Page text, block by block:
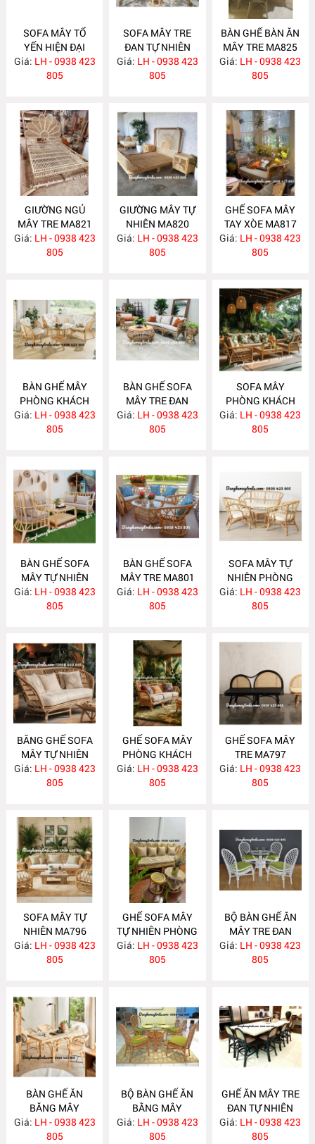
SOFA MÂY TỔ
YẾN HIỆN ĐẠI
MA831
Giá: LH - 0938 423
805
SOFA MÂY TRE
ĐAN TỰ NHIÊN
MA830
Giá: LH - 0938 423
805
BÀN GHẾ BÀN ĂN
MÂY TRE MA825
Giá: LH - 0938 423
805
GIƯỜNG NGỦ
MÂY TRE MA821
Giá: LH - 0938 423
805
GIƯỜNG MÂY TỰ
NHIÊN MA820
Giá: LH - 0938 423
805
GHẾ SOFA MÂY
TAY XÒE MA817
Giá: LH - 0938 423
805
BÀN GHẾ MÂY
PHÒNG KHÁCH
NHỎ GỌN MA814
Giá: LH - 0938 423
805
BÀN GHẾ SOFA
MÂY TRE ĐAN
MA813
Giá: LH - 0938 423
805
SOFA MÂY
PHÒNG KHÁCH
MA812
Giá: LH - 0938 423
805
BÀN GHẾ SOFA
MÂY TỰ NHIÊN
PHÒNG KHÁCH
MA811
Giá: LH - 0938 423
805
BÀN GHẾ SOFA
MÂY TRE MA801
Giá: LH - 0938 423
805
SOFA MÂY TỰ
NHIÊN PHÒNG
KHÁCH MA800
Giá: LH - 0938 423
805
BĂNG GHẾ SOFA
MÂY TỰ NHIÊN
PHÒNG KHÁCH
MA799
Giá: LH - 0938 423
805
GHẾ SOFA MÂY
PHÒNG KHÁCH
MA798
Giá: LH - 0938 423
805
GHẾ SOFA MÂY
TRE MA797
Giá: LH - 0938 423
805
SOFA MÂY TỰ
NHIÊN MA796
Giá: LH - 0938 423
805
GHẾ SOFA MÂY
TỰ NHIÊN PHÒNG
KHÁCH MA795
Giá: LH - 0938 423
805
BỘ BÀN GHẾ ĂN
MÂY TRE ĐAN
MA784
Giá: LH - 0938 423
805
BÀN GHẾ ĂN
BĂNG MÂY
MA783
Giá: LH - 0938 423
805
BỘ BÀN GHẾ ĂN
BẰNG MÂY
MA782
Giá: LH - 0938 423
805
GHẾ ĂN MÂY TRE
ĐAN TỰ NHIÊN
MA781
Giá: LH - 0938 423
805